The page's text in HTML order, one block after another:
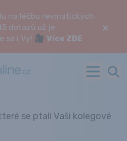
na léčbu revmatických
dotazů už je
se i Vy! 🎥 Více ZDE
×
se ptali Vaši kolegové